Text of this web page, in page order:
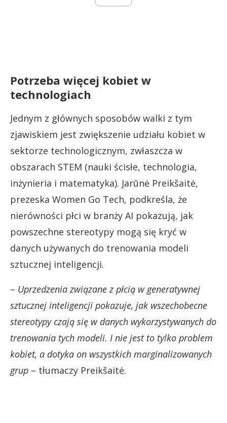
Potrzeba więcej kobiet w
technologiach
Jednym z głównych sposobów walki z tym
zjawiskiem jest zwiększenie udziału kobiet w
sektorze technologicznym, zwłaszcza w
obszarach STEM (nauki ścisłe, technologia,
inżynieria i matematyka). Jarūnė Preikšaitė,
prezeska Women Go Tech, podkreśla, że
nierówności płci w branży AI pokazują, jak
powszechne stereotypy mogą się kryć w
danych używanych do trenowania modeli
sztucznej inteligencji.
– Uprzedzenia związane z płcią w generatywnej
sztucznej inteligencji pokazuje, jak wszechobecne
stereotypy czają się w danych wykorzystywanych do
trenowania tych modeli. I nie jest to tylko problem
kobiet, a dotyka on wszystkich marginalizowanych
grup – tłumaczy Preikšaitė.